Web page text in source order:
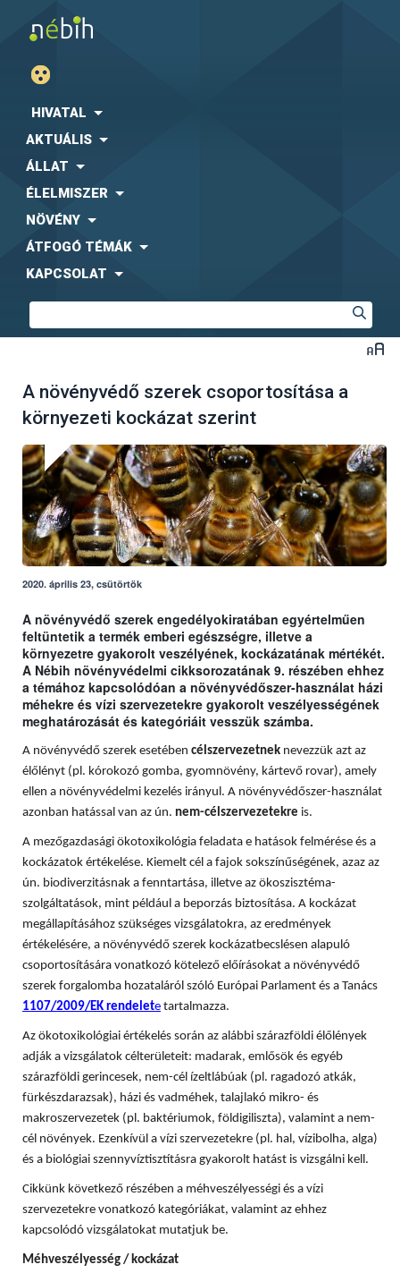
HIVATAL
AKTUÁLIS
ÁLLAT
ÉLELMISZER
NÖVÉNY
ÁTFOGÓ TÉMÁK
KAPCSOLAT
A növényvédő szerek csoportosítása a
környezeti kockázat szerint
2020. április 23, csütörtök
A növényvédő szerek engedélyokiratában egyértelműen
feltüntetik a termék emberi egészségre, illetve a
környezetre gyakorolt veszélyének, kockázatának mértékét.
A Nébih növényvédelmi cikksorozatának 9. részében ehhez
a témához kapcsolódóan a növényvédőszer-használat házi
méhekre és vízi szervezetekre gyakorolt veszélyességének
meghatározását és kategóriáit vesszük számba.
A növényvédő szerek esetében célszervezetnek nevezzük azt az
élőlényt (pl. kórokozó gomba, gyomnövény, kártevő rovar), amely
ellen a növényvédelmi kezelés irányul. A növényvédőszer-használat
azonban hatással van az ún. nem-célszervezetekre is.
A mezőgazdasági ökotoxikológia feladata e hatások felmérése és a
kockázatok értékelése. Kiemelt cél a fajok sokszínűségének, azaz az
ún. biodiverzitásnak a fenntartása, illetve az ökoszisztéma-
szolgáltatások, mint például a beporzás biztosítása. A kockázat
megállapításához szükséges vizsgálatokra, az eredmények
értékelésére, a növényvédő szerek kockázatbecslésen alapuló
csoportosítására vonatkozó kötelező előírásokat a növényvédő
szerek forgalomba hozataláról szóló Európai Parlament és a Tanács
1107/2009/EK rendelete tartalmazza.
Az ökotoxikológiai értékelés során az alábbi szárazföldi élőlények
adják a vizsgálatok célterületeit: madarak, emlősök és egyéb
szárazföldi gerincesek, nem-cél ízeltlábúak (pl. ragadozó atkák,
fürkészdarazsak), házi és vadméhek, talajlakó mikro- és
makroszervezetek (pl. baktériumok, földigiliszta), valamint a nem-
cél növények. Ezenkívül a vízi szervezetekre (pl. hal, vízibolha, alga)
és a biológiai szennyvíztisztításra gyakorolt hatást is vizsgálni kell.
Cikkünk következő részében a méhveszélyességi és a vízi
szervezetekre vonatkozó kategóriákat, valamint az ehhez
kapcsolódó vizsgálatokat mutatjuk be.
Méhveszélyesség / kockázat